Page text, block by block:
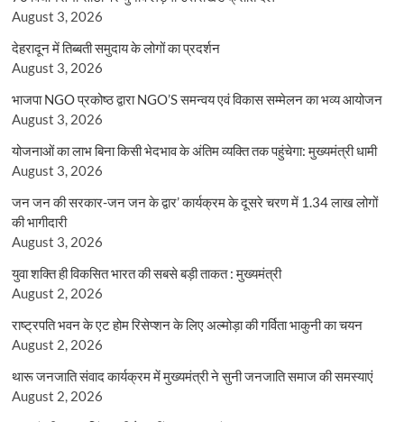
August 3, 2026
देहरादून में तिब्बती समुदाय के लोगों का प्रदर्शन
August 3, 2026
भाजपा NGO प्रकोष्ठ द्वारा NGO’S समन्वय एवं विकास सम्मेलन का भव्य आयोजन
August 3, 2026
योजनाओं का लाभ बिना किसी भेदभाव के अंतिम व्यक्ति तक पहुंचेगा: मुख्यमंत्री धामी
August 3, 2026
जन जन की सरकार-जन जन के द्वार’ कार्यक्रम के दूसरे चरण में 1.34 लाख लोगों
की भागीदारी
August 3, 2026
युवा शक्ति ही विकसित भारत की सबसे बड़ी ताकत : मुख्यमंत्री
August 2, 2026
राष्ट्रपति भवन के एट होम रिसेप्शन के लिए अल्मोड़ा की गर्विता भाकुनी का चयन
August 2, 2026
थारू जनजाति संवाद कार्यक्रम में मुख्यमंत्री ने सुनी जनजाति समाज की समस्याएं
August 2, 2026